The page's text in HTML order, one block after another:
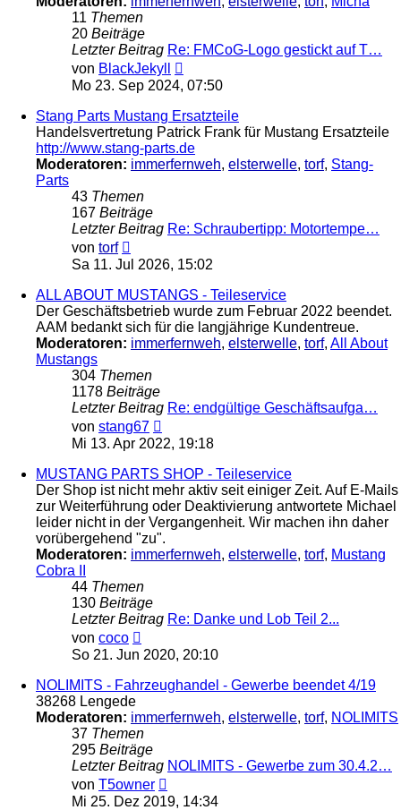
11 Themen
20 Beiträge
Letzter Beitrag Re: FMCoG-Logo gestickt auf T…
von BlackJekyll
Beitrag
Mo 23. Sep 2024, 07:50
Stang Parts Mustang Ersatzteile
Handelsvertretung Patrick Frank für Mustang Ersatzteile
http://www.stang-parts.de
Moderatoren: immerfernweh, elsterwelle, torf, Stang-
Parts
43 Themen
167 Beiträge
Letzter Beitrag Re: Schraubertipp: Motortempe…
von torf
Beitrag
Sa 11. Jul 2026, 15:02
ALL ABOUT MUSTANGS - Teileservice
Der Geschäftsbetrieb wurde zum Februar 2022 beendet.
AAM bedankt sich für die langjährige Kundentreue.
Moderatoren: immerfernweh, elsterwelle, torf, All About
Mustangs
304 Themen
1178 Beiträge
Letzter Beitrag Re: endgültige Geschäftsaufga…
von stang67
Beitrag
Mi 13. Apr 2022, 19:18
MUSTANG PARTS SHOP - Teileservice
Der Shop ist nicht mehr aktiv seit einiger Zeit. Auf E-Mails
zur Weiterführung oder Deaktivierung antwortete Michael
leider nicht in der Vergangenheit. Wir machen ihn daher
vorübergehend "zu".
Moderatoren: immerfernweh, elsterwelle, torf, Mustang
Cobra II
44 Themen
130 Beiträge
Letzter Beitrag Re: Danke und Lob Teil 2...
von coco
Beitrag
So 21. Jun 2020, 20:10
NOLIMITS - Fahrzeughandel - Gewerbe beendet 4/19
38268 Lengede
Moderatoren: immerfernweh, elsterwelle, torf, NOLIMITS
37 Themen
295 Beiträge
Letzter Beitrag NOLIMITS - Gewerbe zum 30.4.2…
von T5owner
Beitrag
Mi 25. Dez 2019, 14:34